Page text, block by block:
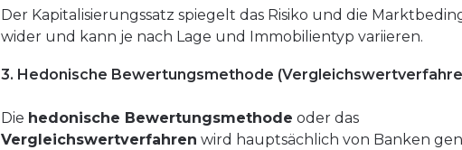
Der Kapitalisierungssatz spiegelt das Risiko und die
wider und kann je nach Lage und Immobilientyp variieren.
3. Hedonische Bewertungsmethode
Die hedonische Bewertungsmethode oder das
Vergleichswertverfahren wird hauptsächlich von Banken